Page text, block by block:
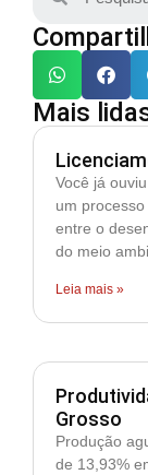
Mais
Você já
um
entre o
do meio
Leia mais »
Grosso
Produção
de 13,93%